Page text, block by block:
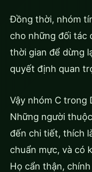
Đồng thời, nhóm
cho những đối tác
thời gian để dừng
quyết định quan
Vậy nhóm C trong
Những người
đến chi tiết, thích
chuẩn mực, và có
Họ cẩn thận,